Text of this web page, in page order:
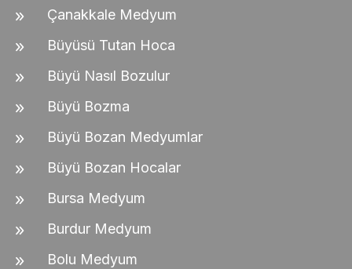
Çanakkale Medyum
Büyüsü Tutan Hoca
Büyü Nasıl Bozulur
Büyü Bozma
Büyü Bozan Medyumlar
Büyü Bozan Hocalar
Bursa Medyum
Burdur Medyum
Bolu Medyum